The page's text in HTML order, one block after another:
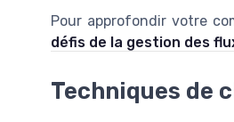
Pour approfondir votre
défis de la gestion des
Techniques de